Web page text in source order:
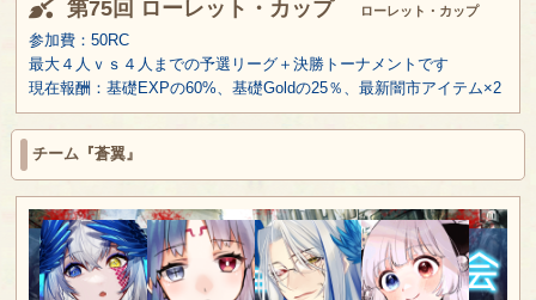
第75回 ローレット・カップ ローレット・カップ
参加費：50RC
最大４人ｖｓ４人までの予選リーグ＋決勝トーナメントです
現在報酬：基礎EXPの60%、基礎Goldの25％、最新闇市アイテム×2
チーム『蒼翼』